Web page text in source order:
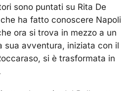
sono puntati su Rita De
ha fatto conoscere Napoli
ora si trova in mezzo a un
sua avventura, iniziata con il
si è trasformata in